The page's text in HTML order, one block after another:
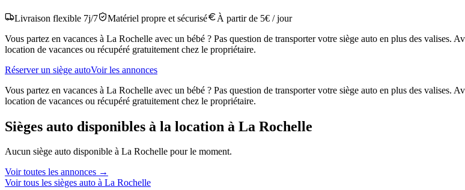
Livraison flexible 7j/7 Matériel propre et sécurisé
À partir de 5€ / jour
Vous partez en vacances à La Rochelle avec un bébé ? Pas question de transporter votre siège auto en plus des
location de vacances ou récupéré gratuitement chez le propriétaire.
Réserver un siège autoVoir les annonces
Vous partez en vacances à La Rochelle avec un bébé ? Pas question de transporter votre siège auto en plus des
location de vacances ou récupéré gratuitement chez le propriétaire.
Sièges auto disponibles à la location à La Rochelle
Aucun siège auto disponible à La Rochelle pour le moment.
Voir toutes les annonces →
Voir tous les sièges auto à La Rochelle